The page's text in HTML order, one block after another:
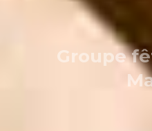
Groupe